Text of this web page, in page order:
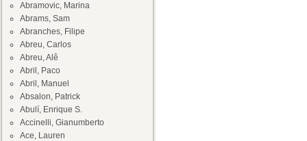
Abramovic, Marina
Abrams, Sam
Abranches, Filipe
Abreu, Carlos
Abreu, Alê
Abril, Paco
Abril, Manuel
Absalon, Patrick
Abulí, Enrique S.
Accinelli, Gianumberto
Ace, Lauren